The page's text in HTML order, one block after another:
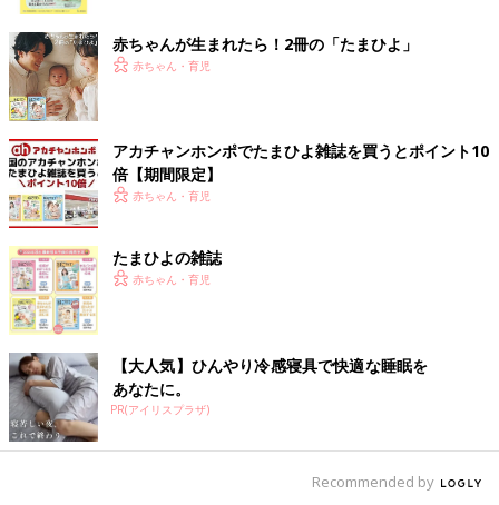
出典：Instagramアカウント「miho.mamalife」
こちらはmiho.mamalifeさんが3COINSで購入したクリアボック
スバッグ（Lサイズ）。毛布を収納するために購入したそうです
が、衣類や子どもの作品の保管にも使えそうとのこと。使い心地
がいいそうで、もっと早く買えばよかったと後悔しているようで
す。
持ち手つきで便利！折り畳みコンテナ（Sサイズ）
赤ちゃんが生まれたら！2冊の「たまひよ」
赤ちゃん・育児
アカチャンホンポでたまひよ雑誌を買うとポイント10
倍【期間限定】
赤ちゃん・育児
たまひよの雑誌
赤ちゃん・育児
【大人気】ひんやり冷感寝具で快適な睡眠を
あなたに。
PR(アイリスプラザ)
Recommended by